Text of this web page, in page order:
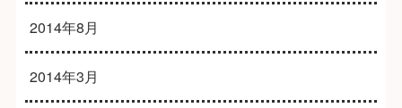
2014年8月
2014年3月